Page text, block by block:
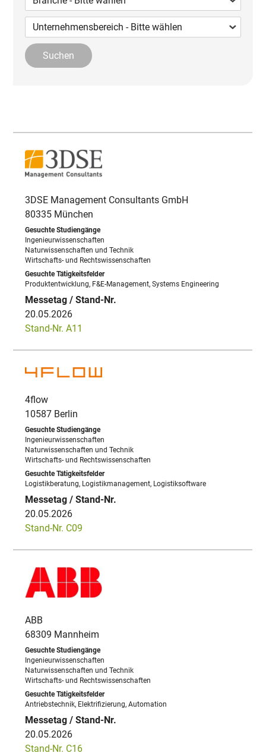
3DSE Management Consultants GmbH
80335 München
Ingenieurwissenschaften
Naturwissenschaften und Technik
Wirtschafts- und Rechtswissenschaften
Produktentwicklung, F&E-Management, Systems Engineering
20.05.2026
Stand-Nr. A11
4flow
10587 Berlin
Ingenieurwissenschaften
Naturwissenschaften und Technik
Wirtschafts- und Rechtswissenschaften
Logistikberatung, Logistikmanagement, Logistiksoftware
20.05.2026
Stand-Nr. C09
ABB
68309 Mannheim
Ingenieurwissenschaften
Naturwissenschaften und Technik
Wirtschafts- und Rechtswissenschaften
Antriebstechnik, Elektrifizierung, Automation
20.05.2026
Stand-Nr. C16